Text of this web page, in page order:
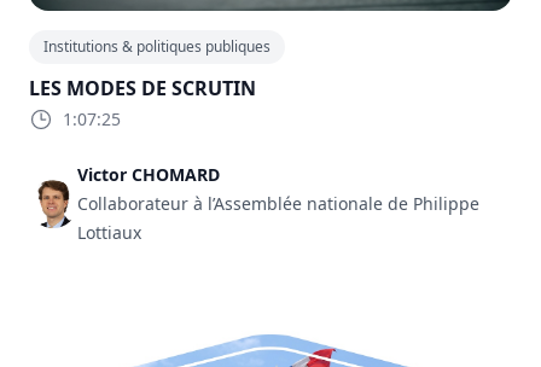
Institutions & politiques publiques
LES MODES DE SCRUTIN
1:07:25
Victor CHOMARD
Collaborateur à l’Assemblée nationale de Philippe
Lottiaux